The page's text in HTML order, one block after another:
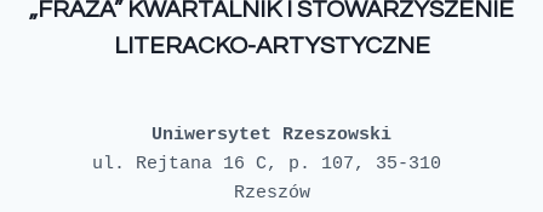
„FRAZA” KWARTALNIK I STOWARZYSZENIE
LITERACKO-ARTYSTYCZNE
Uniwersytet Rzeszowski
ul. Rejtana 16 C, p. 107, 35-310
Rzeszów